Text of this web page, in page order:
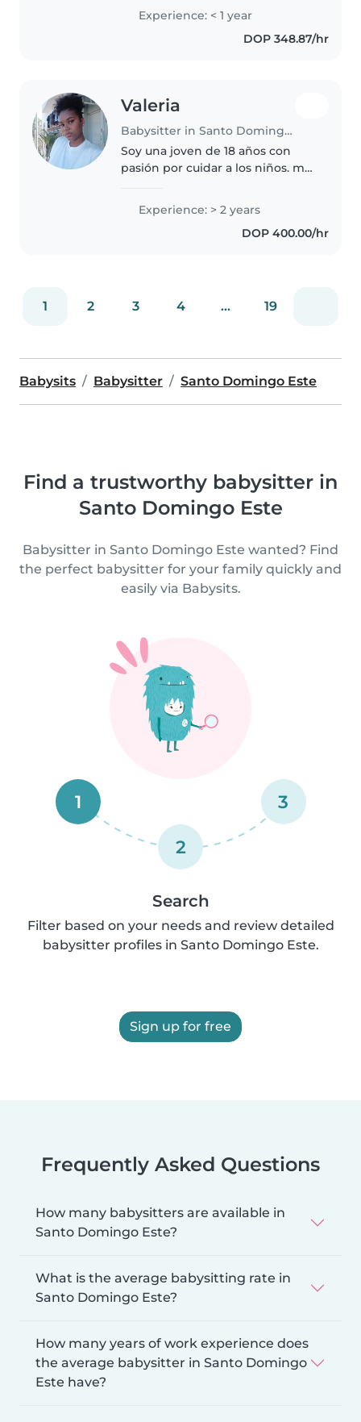
Experience: < 1 year
DOP 348.87/hr
Valeria
Babysitter in Santo Domingo Este
Soy una joven de 18 años con
pasión por cuidar a los niños. me
manualidades con ellos. Soy
paciente, bondadosa y
responsable. Puedo ayudar con
Experience: > 2 years
DOP 400.00/hr
1 2 3 4 ... 19
Babysits Babysitter Santo Domingo Este
Find a trustworthy babysitter in
Santo Domingo Este
Babysitter in Santo Domingo Este wanted? Find
the perfect babysitter for your family quickly and
easily via Babysits.
1
2
3
Search
Filter based on your needs and review detailed
babysitter profiles in Santo Domingo Este.
Sign up for free
Frequently Asked Questions
How many babysitters are available in
Santo Domingo Este?
What is the average babysitting rate in
Santo Domingo Este?
How many years of work experience does
the average babysitter in Santo Domingo
Este have?